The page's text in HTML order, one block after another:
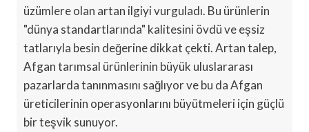
üzümlere olan artan ilgiyi vurguladı. Bu ürünlerin
"dünya standartlarında" kalitesini övdü ve eşsiz
tatlarıyla besin değerine dikkat çekti. Artan talep,
Afgan tarımsal ürünlerinin büyük uluslararası
pazarlarda tanınmasını sağlıyor ve bu da Afgan
üreticilerinin operasyonlarını büyütmeleri için güçlü
bir teşvik sunuyor.